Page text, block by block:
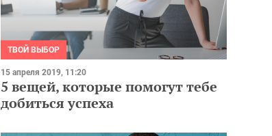
ТВОЙ ВЫБОР
15 апреля 2019, 11:20
5 вещей, которые помогут тебе
добиться успеха